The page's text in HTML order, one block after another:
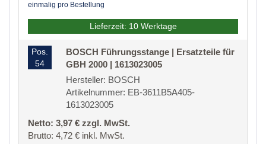
einmalig pro Bestellung
Lieferzeit: 10 Werktage
Pos.
54
BOSCH Führungsstange | Ersatzteile für
GBH 2000 | 1613023005
Hersteller: BOSCH
Artikelnummer: EB-3611B5A405-
1613023005
Netto: 3,97 € zzgl. MwSt.
Brutto: 4,72 € inkl. MwSt.